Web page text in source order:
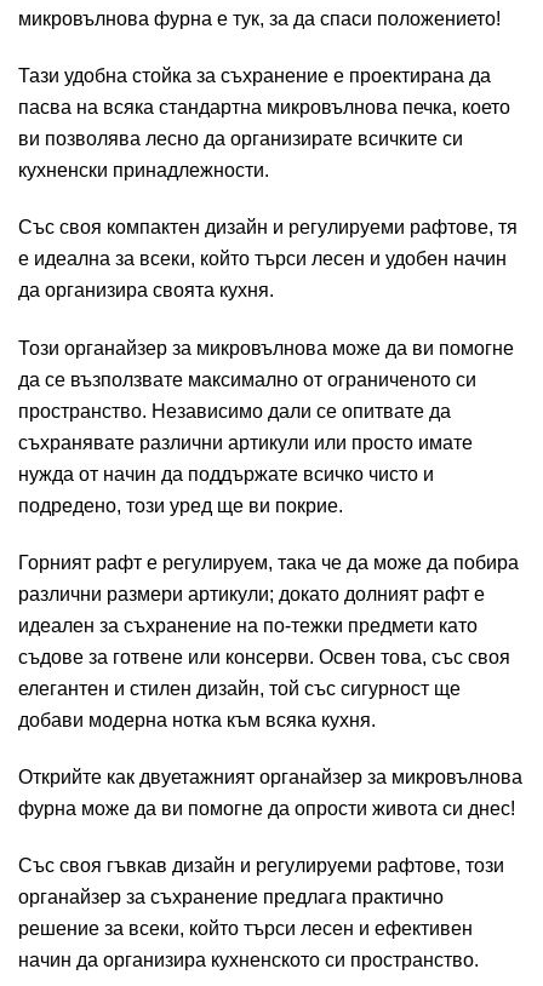
микровълнова фурна е тук, за да спаси положението!
Тази удобна стойка за съхранение е проектирана да
пасва на всяка стандартна микровълнова печка, което
ви позволява лесно да организирате всичките си
кухненски принадлежности.
Със своя компактен дизайн и регулируеми рафтове, тя
е идеална за всеки, който търси лесен и удобен начин
да организира своята кухня.
Този органайзер за микровълнова може да ви помогне
да се възползвате максимално от ограниченото си
пространство. Независимо дали се опитвате да
съхранявате различни артикули или просто имате
нужда от начин да поддържате всичко чисто и
подредено, този уред ще ви покрие.
Горният рафт е регулируем, така че да може да побира
различни размери артикули; докато долният рафт е
идеален за съхранение на по-тежки предмети като
съдове за готвене или консерви. Освен това, със своя
елегантен и стилен дизайн, той със сигурност ще
добави модерна нотка към всяка кухня.
Открийте как двуетажният органайзер за микровълнова
фурна може да ви помогне да опрости живота си днес!
Със своя гъвкав дизайн и регулируеми рафтове, този
органайзер за съхранение предлага практично
решение за всеки, който търси лесен и ефективен
начин да организира кухненското си пространство.